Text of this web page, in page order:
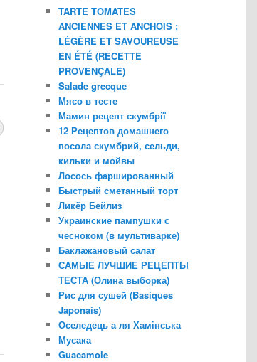
TARTE TOMATES
ANCIENNES ET ANCHOIS ;
LÉGÈRE ET SAVOUREUSE
EN ÉTÉ (RECETTE
PROVENÇALE)
Salade grecque
Мясо в тесте
Мамин рецепт скумбрії
12 Рецептов домашнего
посола скумбрий, сельди,
кильки и мойвы
Лосось фаршированный
Быстрый сметанный торт
Ликёр Бейлиз
Украинские пампушки с
чесноком (в мультиварке)
Баклажановый салат
САМЫЕ ЛУЧШИЕ РЕЦЕПТЫ
ТЕСТА (Олина выборка)
Рис для сушей (Basiques
Japonais)
Оселедець а ля Хамінська
Мусака
Guacamole